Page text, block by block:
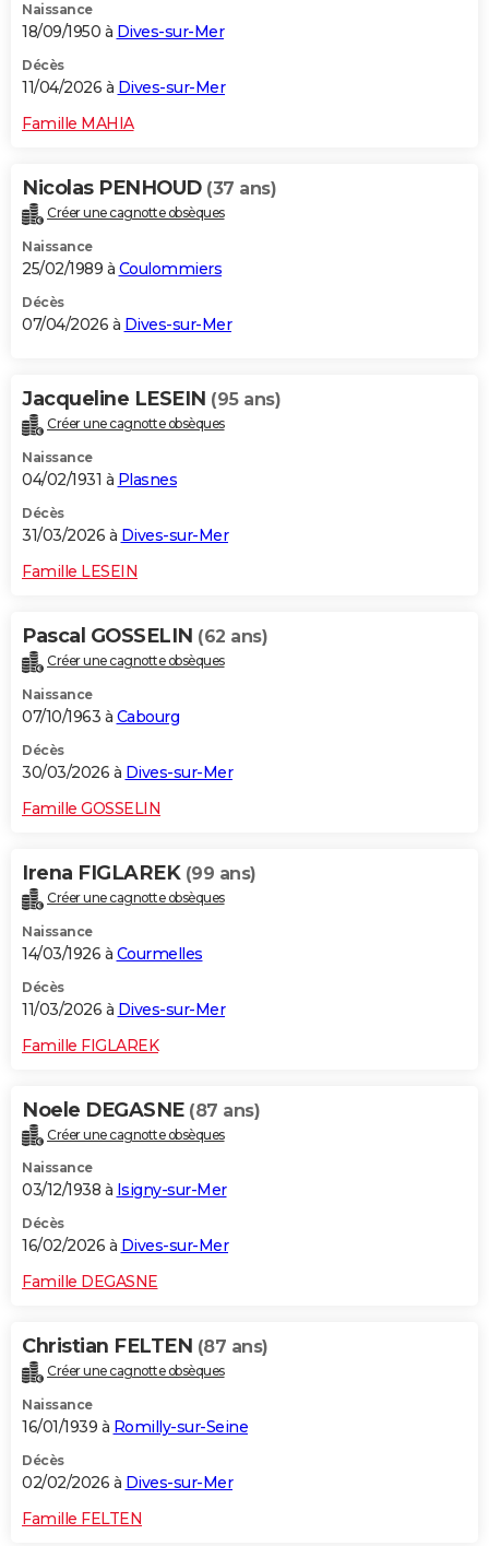
Naissance
18/09/1950 à Dives-sur-Mer
Décès
11/04/2026 à Dives-sur-Mer
Famille MAHIA
Nicolas PENHOUD (37 ans)
Créer une cagnotte obsèques
Naissance
25/02/1989 à Coulommiers
Décès
07/04/2026 à Dives-sur-Mer
Jacqueline LESEIN (95 ans)
Créer une cagnotte obsèques
Naissance
04/02/1931 à Plasnes
Décès
31/03/2026 à Dives-sur-Mer
Famille LESEIN
Pascal GOSSELIN (62 ans)
Créer une cagnotte obsèques
Naissance
07/10/1963 à Cabourg
Décès
30/03/2026 à Dives-sur-Mer
Famille GOSSELIN
Irena FIGLAREK (99 ans)
Créer une cagnotte obsèques
Naissance
14/03/1926 à Courmelles
Décès
11/03/2026 à Dives-sur-Mer
Famille FIGLAREK
Noele DEGASNE (87 ans)
Créer une cagnotte obsèques
Naissance
03/12/1938 à Isigny-sur-Mer
Décès
16/02/2026 à Dives-sur-Mer
Famille DEGASNE
Christian FELTEN (87 ans)
Créer une cagnotte obsèques
Naissance
16/01/1939 à Romilly-sur-Seine
Décès
02/02/2026 à Dives-sur-Mer
Famille FELTEN